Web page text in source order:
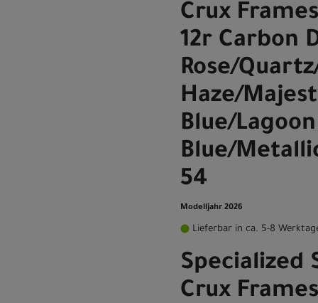
Crux
12r Carbon
Rose/
Haze/
Blue/Lagoon
Blue/
54
Modelljahr 2026
Lieferbar in ca. 5-8
Specialized
Crux